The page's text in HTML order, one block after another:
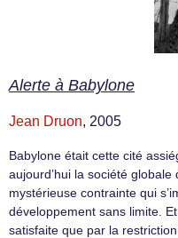
Alerte à Babylone
Jean Druon, 2005
Babylone était cette cité
aujourd’hui la société globale
mystérieuse contrainte qui
développement sans limite.
satisfaite que par la